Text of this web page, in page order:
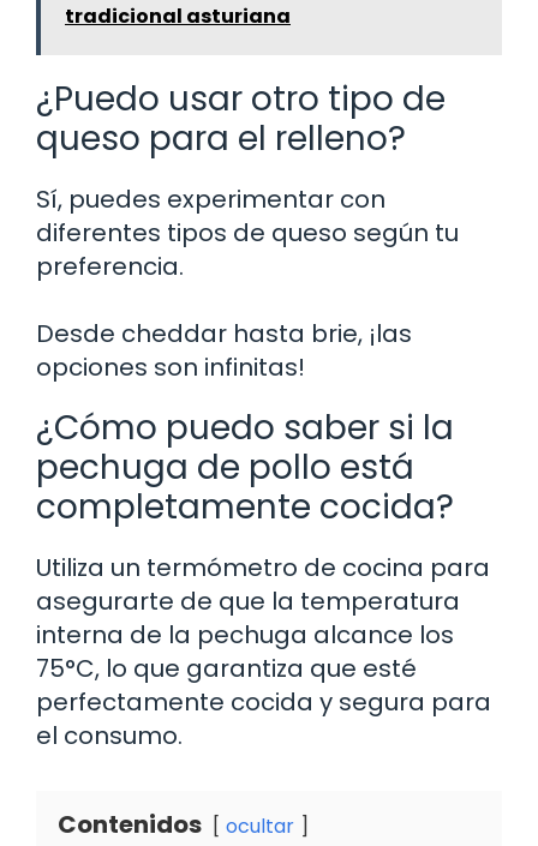
tradicional asturiana
¿Puedo usar otro tipo de
queso para el relleno?
Sí, puedes experimentar con
diferentes tipos de queso según tu
preferencia.
Desde cheddar hasta brie, ¡las
opciones son infinitas!
¿Cómo puedo saber si la
pechuga de pollo está
completamente cocida?
Utiliza un termómetro de cocina para
asegurarte de que la temperatura
interna de la pechuga alcance los
75°C, lo que garantiza que esté
perfectamente cocida y segura para
el consumo.
Contenidos ocultar